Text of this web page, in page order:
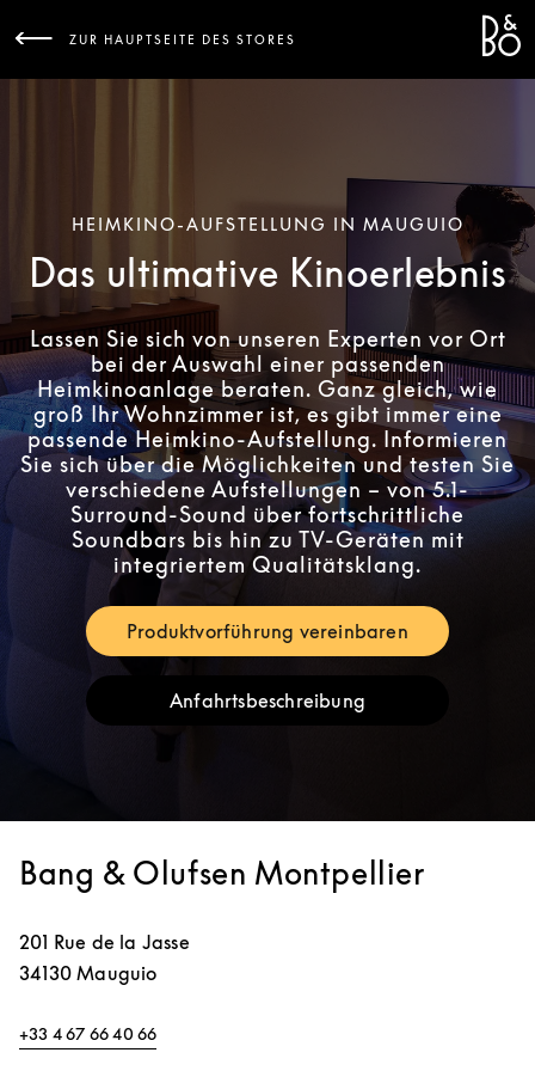
ZUR HAUPTSEITE DES STORES
HEIMKINO-AUFSTELLUNG IN MAUGUIO
Das ultimative Kinoerlebnis
Lassen Sie sich von unseren Experten vor Ort
bei der Auswahl einer passenden
Heimkinoanlage beraten. Ganz gleich, wie
groß Ihr Wohnzimmer ist, es gibt immer eine
passende Heimkino-Aufstellung. Informieren
Sie sich über die Möglichkeiten und testen Sie
verschiedene Aufstellungen – von 5.1-
Surround-Sound über fortschrittliche
Soundbars bis hin zu TV-Geräten mit
integriertem Qualitätsklang.
Produktvorführung vereinbaren
Link Opens in New Tab
AnfahrtsbeschreibungLink Opens in New Tab
Bang & Olufsen Montpellier
201 Rue de la Jasse
34130 Mauguio
+33 4 67 66 40 66